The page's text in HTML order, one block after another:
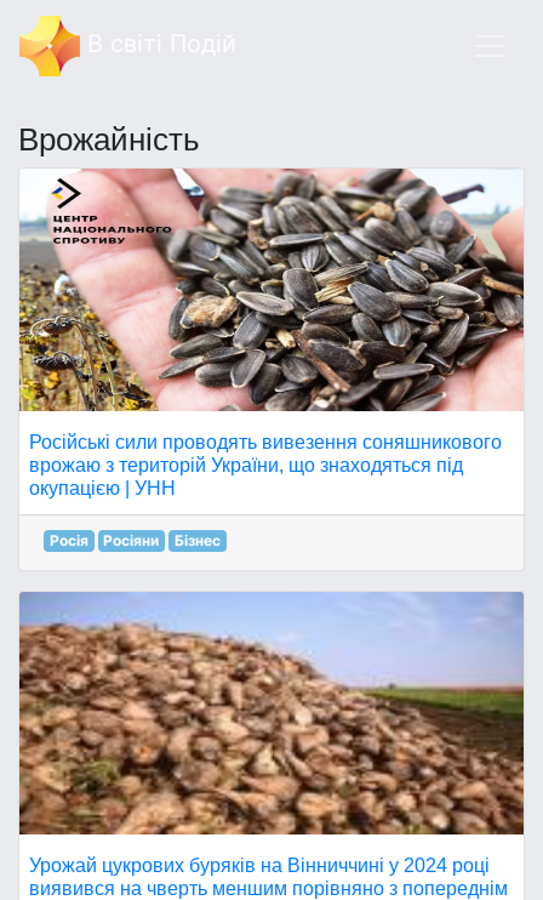
Врожайність
Російські сили проводять вивезення соняшникового
врожаю з територій України, що знаходяться під
окупацією | УНН
Росія Росіяни Бізнес
Урожай цукрових буряків на Вінниччині у 2024 році
виявився на чверть меншим порівняно з попереднім